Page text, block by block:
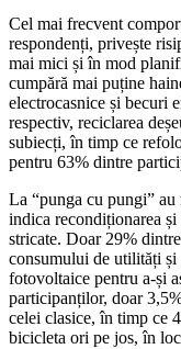
Cel mai frecvent
respondenți, privește
mai mici și în mod
cumpără mai puține
electrocasnice și becuri
respectiv, reciclarea
subiecți, în timp ce
pentru 63% dintre
La “punga cu pungi”
indica recondiționarea
stricate. Doar 29%
consumului de utilități și
fotovoltaice pentru a-și
participanților, doar
celei clasice, în timp ce
bicicleta ori pe jos, în loc